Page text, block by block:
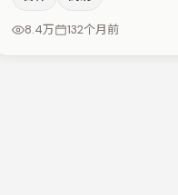
与喜剧/悬疑调剂（视场次而
度，值得列入片单。
8.4万 132个月前